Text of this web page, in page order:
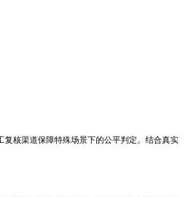
核渠道保障特殊场景下的公平判定。结合真实